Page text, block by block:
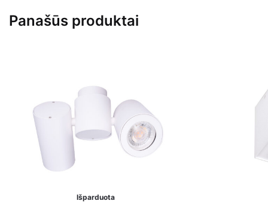
Panašūs produktai
Išparduota